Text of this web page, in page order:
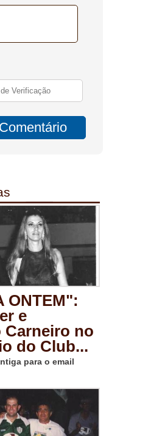
ONTEM":
e
Carneiro no
do Club...
para o email